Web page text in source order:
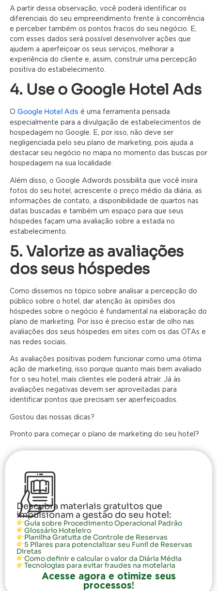
A partir dessa observação, você poderá identificar os
diferenciais do seu empreendimento frente à concorrência
e perceber também os pontos fracos do seu negócio. E,
com esses dados será possível desenvolver ações que
ajudem a aperfeiçoar os seus serviços, melhorar a
experiência do cliente e, assim, construir uma percepção
positiva do estabelecimento.
4. Use o Google Hotel Ads
O Google Hotel Ads é uma ferramenta pensada
especialmente para a divulgação de estabelecimentos de
hospedagem no Google. E, por isso, não deve ser
negligenciada pelo seu plano de marketing, pois ajuda a
destacar seu negócio no mapa no momento das buscas por
hospedagem na sua localidade.
Além disso, o Google Adwords possibilita que você insira
fotos do seu hotel, acrescente o preço médio da diária, as
informações de contato, a disponibilidade de quartos nas
datas buscadas e também um espaço para que seus
hóspedes façam uma avaliação sobre a estada no
estabelecimento.
5. Valorize as avaliações
dos seus hóspedes
Como dissemos no tópico sobre analisar a percepção do
público sobre o hotel, dar atenção às opiniões dos
hóspedes sobre o negócio é fundamental na elaboração do
plano de marketing. Por isso é preciso estar de olho nas
avaliações dos seus hóspedes em sites com os das OTAs e
nas redes sociais.
As avaliações positivas podem funcionar como uma ótima
ação de marketing, isso porque quanto mais bem avaliado
for o seu hotel, mais clientes ele poderá atrair. Já às
avaliações negativas devem ser aproveitadas para
identificar pontos que precisam ser aperfeiçoados.
Gostou das nossas dicas?
Pronto para começar o plano de marketing do seu hotel?
Descubra materiais gratuitos que
impulsionam a gestão do seu hotel:
Guia sobre Procedimento Operacional Padrão
Glossário Hoteleiro
Planilha Gratuita de Controle de Reservas
5 Pilares para potencializar seu Funil de Reservas
Diretas
Como definir e calcular o valor da Diária Média
Tecnologias para evitar fraudes na motelaria
Acesse agora e otimize seus
processos!